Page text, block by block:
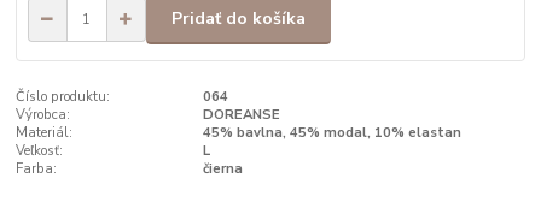
Pridať do košíka
Číslo produktu:
064
Výrobca:
DOREANSE
Materiál:
45% bavlna, 45% modal, 10% elastan
Veľkosť:
L
Farba:
čierna